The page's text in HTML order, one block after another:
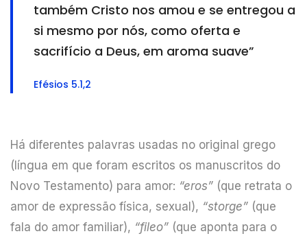
também Cristo nos amou e se entregou a
si mesmo por nós, como oferta e
sacrifício a Deus, em aroma suave”
Efésios 5.1,2
Há diferentes palavras usadas no original grego
(língua em que foram escritos os manuscritos do
Novo Testamento) para amor: “eros” (que retrata o
amor de expressão física, sexual), “storge” (que
fala do amor familiar), “fileo” (que aponta para o